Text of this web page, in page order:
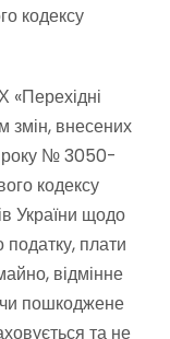
кодексу
«Перехідні
змін, внесених
року № 3050-
кодексу
України щодо
податку, плати
відмінне
чи пошкоджене
та не